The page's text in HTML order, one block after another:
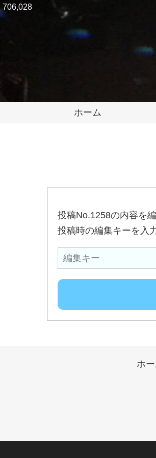
ホーム
706,028
投稿No.1258の内容を
投稿時の編集キーを入
ホ